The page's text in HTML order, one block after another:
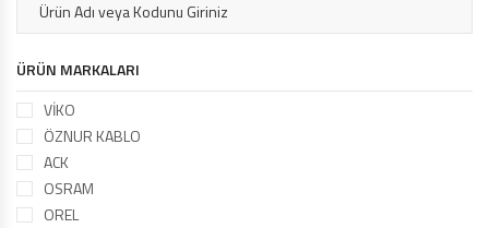
ÜRÜN MARKALARI
VİKO
ÖZNUR KABLO
ACK
OSRAM
OREL